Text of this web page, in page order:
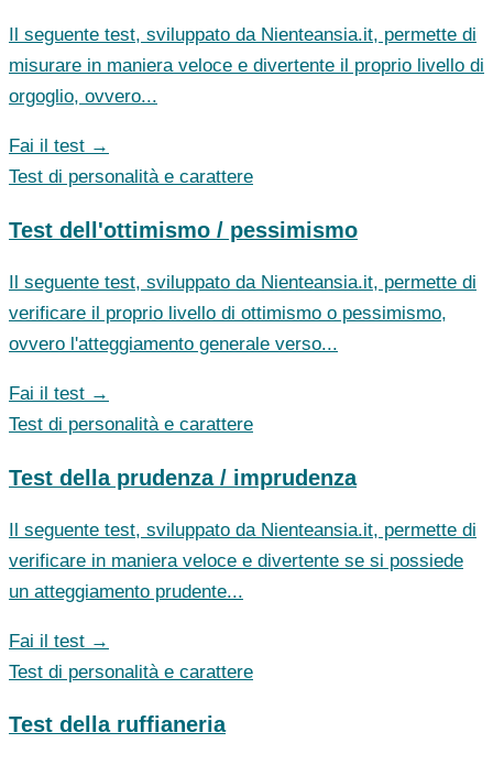
Il seguente test, sviluppato da Nienteansia.it, permette di
misurare in maniera veloce e divertente il proprio livello di
orgoglio, ovvero...
Fai il test →
Test di personalità e carattere
Test dell'ottimismo / pessimismo
Il seguente test, sviluppato da Nienteansia.it, permette di
verificare il proprio livello di ottimismo o pessimismo,
ovvero l'atteggiamento generale verso...
Fai il test →
Test di personalità e carattere
Test della prudenza / imprudenza
Il seguente test, sviluppato da Nienteansia.it, permette di
verificare in maniera veloce e divertente se si possiede
un atteggiamento prudente...
Fai il test →
Test di personalità e carattere
Test della ruffianeria